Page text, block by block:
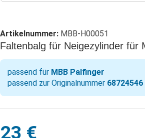
Artikelnummer: MBB-H00051
Faltenbalg für Neigezylinder für
passend für MBB Palfinger
passend zur Originalnummer 68724546
23 €